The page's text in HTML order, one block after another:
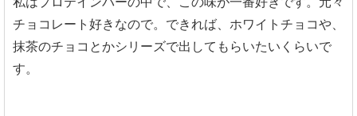
チョコレート好きなので。できれば、ホワイトチョコや、
抹茶のチョコとかシリーズで出してもらいたいくらいで
す。